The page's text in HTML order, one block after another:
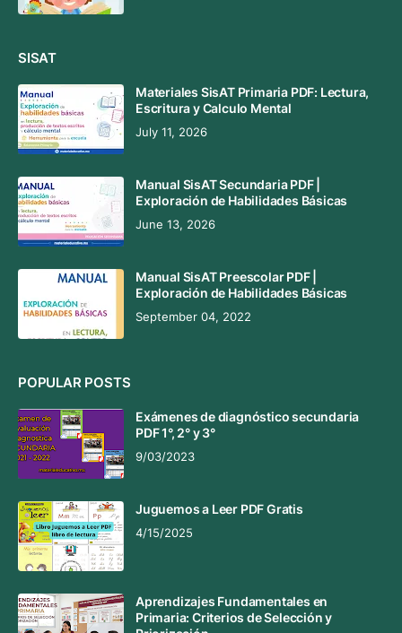
SISAT
Materiales SisAT Primaria PDF: Lectura,
Escritura y Calculo Mental
July 11, 2026
Manual SisAT Secundaria PDF |
Exploración de Habilidades Básicas
June 13, 2026
Manual SisAT Preescolar PDF |
Exploración de Habilidades Básicas
September 04, 2022
POPULAR POSTS
Exámenes de diagnóstico secundaria
PDF 1°, 2° y 3°
9/03/2023
Juguemos a Leer PDF Gratis
4/15/2025
Aprendizajes Fundamentales en
Primaria: Criterios de Selección y